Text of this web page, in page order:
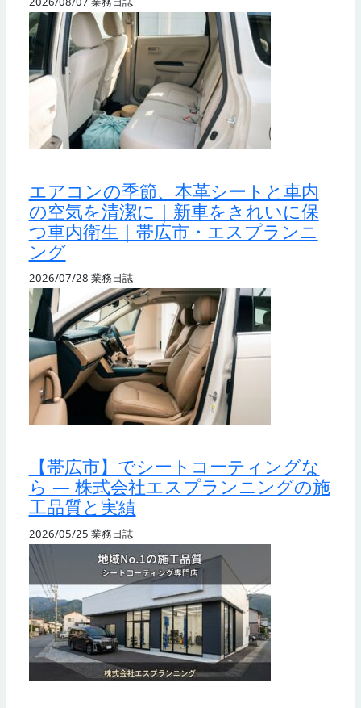
エアコンの季節、本革シートと車内
の空気を清潔に｜新車をきれいに保
つ車内衛生｜帯広市・エスプランニ
ング
2026/07/28 業務日誌
【帯広市】でシートコーティングな
ら — 株式会社エスプランニングの施
工品質と実績
2026/05/25 業務日誌